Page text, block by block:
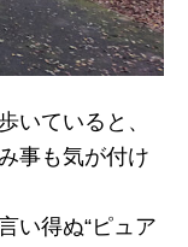
いていると、
事も気が付け
い得ぬ“ピュア